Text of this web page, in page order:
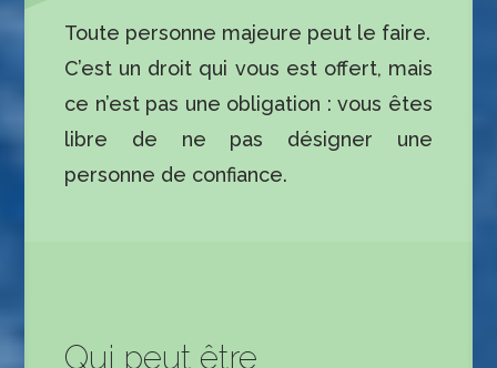
Toute personne majeure peut le faire.
C’est un droit qui vous est offert, mais
ce n’est pas une obligation : vous êtes
libre de ne pas dési­gner une
personne de confiance.
Qui peut être